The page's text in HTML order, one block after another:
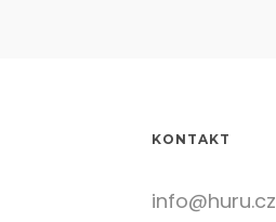
KONTAKT
info@huru.cz